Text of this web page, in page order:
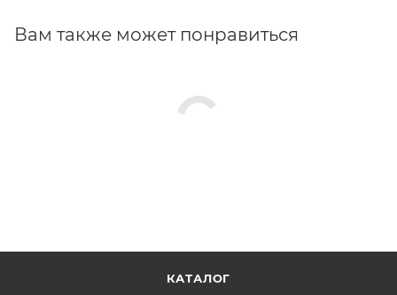
строго выдержаны, благодаря автоматизации
Вам также может понравиться
КАТАЛОГ